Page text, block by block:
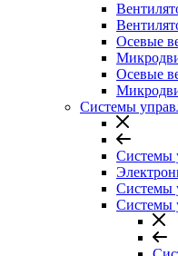
Осевые
Осевые
Системы
Системы
Системы
Системы